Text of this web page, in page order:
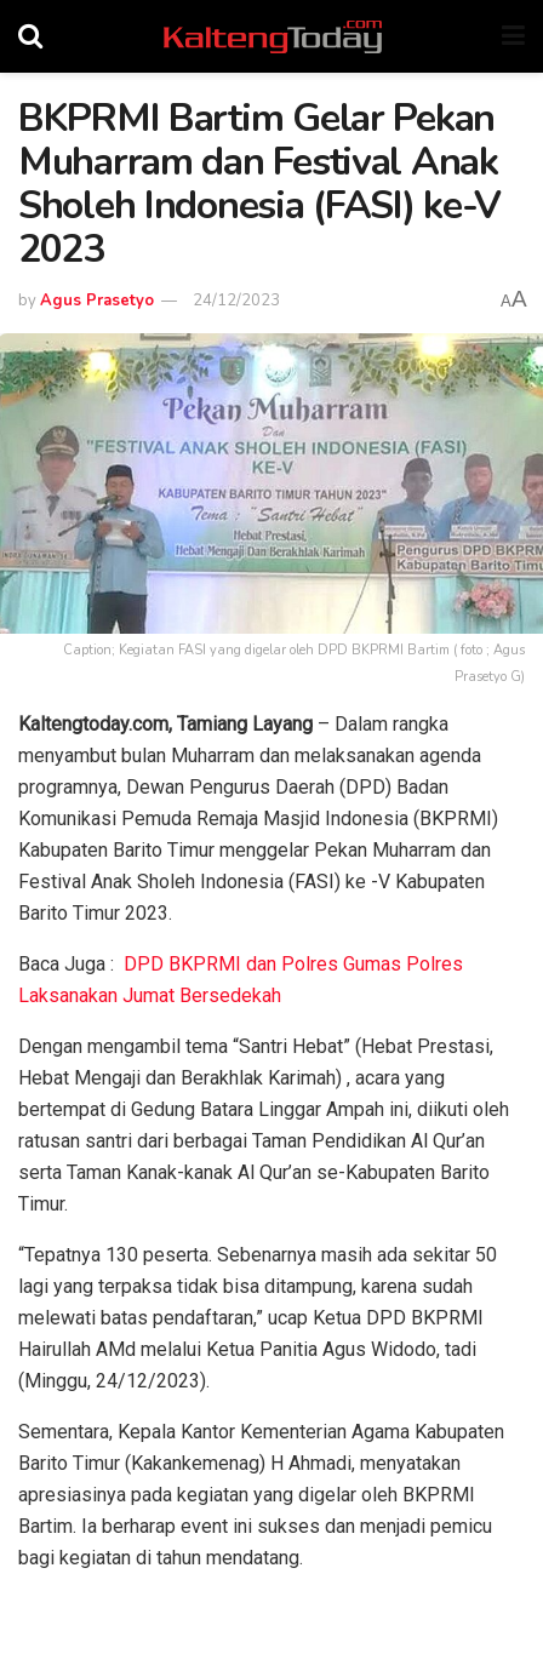
BKPRMI Bartim Gelar Pekan
Muharram dan Festival Anak
Sholeh Indonesia (FASI) ke-V
2023
byAgus Prasetyo 24/12/2023 AA
Caption; Kegiatan FASI yang digelar oleh DPD BKPRMI Bartim ( foto ; Agus
Prasetyo G)
Kaltengtoday.com, Tamiang Layang – Dalam rangka
menyambut bulan Muharram dan melaksanakan agenda
programnya, Dewan Pengurus Daerah (DPD) Badan
Komunikasi Pemuda Remaja Masjid Indonesia (BKPRMI)
Kabupaten Barito Timur menggelar Pekan Muharram dan
Festival Anak Sholeh Indonesia (FASI) ke -V Kabupaten
Barito Timur 2023.
Baca Juga : DPD BKPRMI dan Polres Gumas Polres
Laksanakan Jumat Bersedekah
Dengan mengambil tema “Santri Hebat” (Hebat Prestasi,
Hebat Mengaji dan Berakhlak Karimah) , acara yang
bertempat di Gedung Batara Linggar Ampah ini, diikuti oleh
ratusan santri dari berbagai Taman Pendidikan Al Qur’an
serta Taman Kanak-kanak Al Qur’an se-Kabupaten Barito
Timur.
“Tepatnya 130 peserta. Sebenarnya masih ada sekitar 50
lagi yang terpaksa tidak bisa ditampung, karena sudah
melewati batas pendaftaran,” ucap Ketua DPD BKPRMI
Hairullah AMd melalui Ketua Panitia Agus Widodo, tadi
(Minggu, 24/12/2023).
Sementara, Kepala Kantor Kementerian Agama Kabupaten
Barito Timur (Kakankemenag) H Ahmadi, menyatakan
apresiasinya pada kegiatan yang digelar oleh BKPRMI
Bartim. Ia berharap event ini sukses dan menjadi pemicu
bagi kegiatan di tahun mendatang.